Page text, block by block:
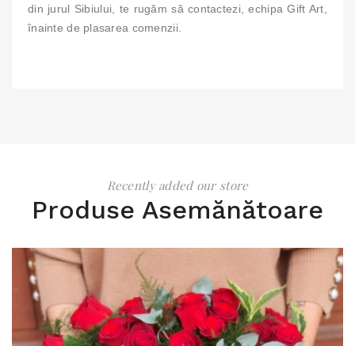
din jurul Sibiului, te rugăm să contactezi, echipa Gift Art,
înainte de plasarea comenzii.
Recently added our store
Produse Asemănătoare